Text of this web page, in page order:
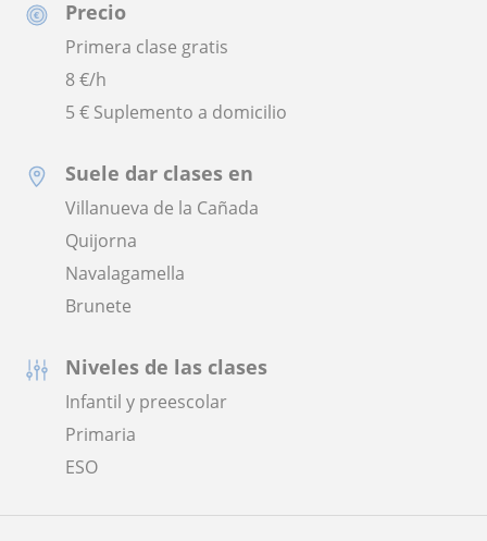
Precio
Primera clase gratis
8€/h
5 € Suplemento a domicilio
Suele dar clases en
Villanueva de la Cañada
Quijorna
Navalagamella
Brunete
Niveles de las clases
Infantil y preescolar
Primaria
ESO